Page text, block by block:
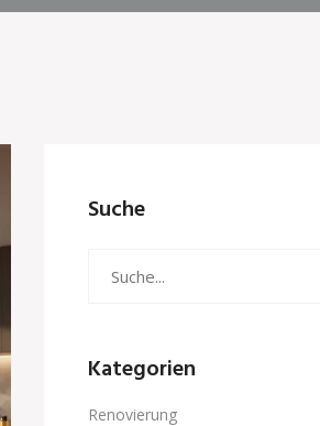
Suche
Kategorien
Renovierung